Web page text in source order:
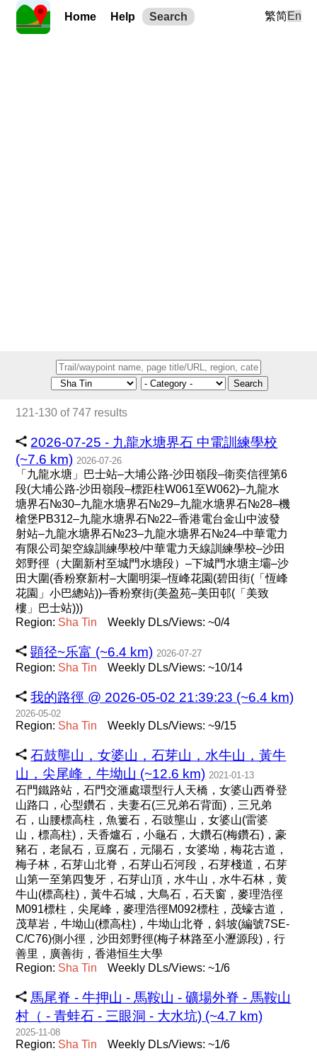
Home Help Search 繁简En
Search
121-130 of 747 results
2026-07-25 - 九龍水塘界石 中電訓練學校
(~7.6 km) 2026-07-26
「九龍水塘」巴士站–大埔公路-沙田嶺段–衛奕信徑第6
段(大埔公路-沙田嶺段–標距柱W061至W062)–九龍水
塘界石№30–九龍水塘界石№29–九龍水塘界石№28–機
槍堡PB312–九龍水塘界石№22–香港電台金山中波發
射站–九龍水塘界石№23–九龍水塘界石№24–中華電力
有限公司架空線訓練學校/中華電力天線訓練學校–沙田
郊野徑（大圍新村至城門水塘段）–下城門水塘主壩–沙
田大圍(香粉寮新村–大圍明渠–恆峰花園(碧田街(「恆峰
花園」小巴總站))–香粉寮街(美盈苑–美田邨(「美致
樓」巴士站)))
Region: Sha Tin Weekly DLs/Views: ~0/4
顕径~乐富 (~6.4 km) 2026-07-27
Region: Sha Tin Weekly DLs/Views: ~10/14
我的路徑 @ 2026-05-02 21:39:23 (~6.4 km)
2026-05-02
Region: Sha Tin Weekly DLs/Views: ~9/15
石鼓壟山，女婆山，石芽山，水牛山，黃牛
山，尖尾峰，牛坳山 (~12.6 km) 2021-01-13
石門鐵路站，石門交滙處環型行人天橋，女婆山西脊登
山路口，心型鑽石，夫妻石(三兄弟石背面)，三兄弟
石，山腰標高柱，魚簍石，石豉壟山，女婆山(雷婆
山，標高柱)，天香爐石，小龜石，大鑽石(梅鑽石)，豪
豬石，老鼠石，豆腐石，元陽石，女婆坳，梅花古道，
梅子林，石芽山北脊，石芽山石河段，石芽棧道，石芽
山第一至第四隻牙，石芽山頂，水牛山，水牛石林，黄
牛山(標高柱)，黃牛石城，大鳥石，石天窗，麥理浩徑
M091標柱，尖尾峰，麥理浩徑M092標柱，茂蠔古道，
茂草岩，牛坳山(標高柱)，牛坳山北脊，斜坡(編號7SE-
C/C76)側小徑，沙田郊野徑(梅子林路至小瀝源段)，行
善里，廣善街，香港恒生大學
Region: Sha Tin Weekly DLs/Views: ~1/6
馬尾脊 - 牛押山 - 馬鞍山 - 礦場外脊 - 馬鞍山
村（ - 青蛙石 - 三眼洞 - 大水坑) (~4.7 km)
2025-11-08
Region: Sha Tin Weekly DLs/Views: ~1/6